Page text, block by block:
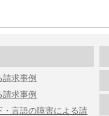
求事例
求事例
・言語の障害による請